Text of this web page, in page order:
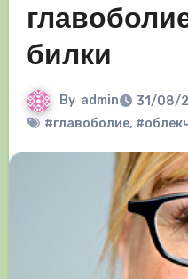
билки
By admin
31/08/
#главоболие,